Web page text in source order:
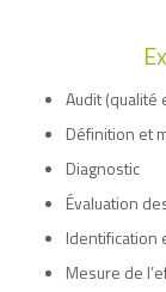
Audit (qualité
Définition et
Diagnostic
Évaluation
Identification
Mesure de